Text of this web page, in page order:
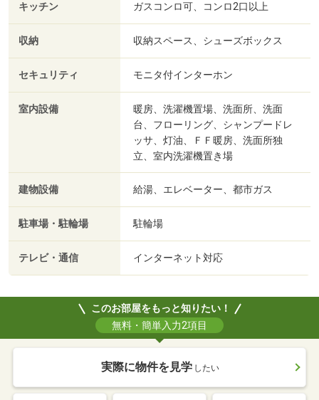
キッチン ガスコンロ可、コンロ2口以上
収納 収納スペース、シューズボックス
セキュリティ モニタ付インターホン
室内設備
暖房、洗濯機置場、洗面所、洗面
台、フローリング、シャンプードレ
ッサ、灯油、ＦＦ暖房、洗面所独
立、室内洗濯機置き場
建物設備 給湯、エレベーター、都市ガス
駐車場・駐輪場 駐輪場
テレビ・通信 インターネット対応
このお部屋をもっと知りたい！
無料・簡単入力2項目
実際に物件を見学 したい